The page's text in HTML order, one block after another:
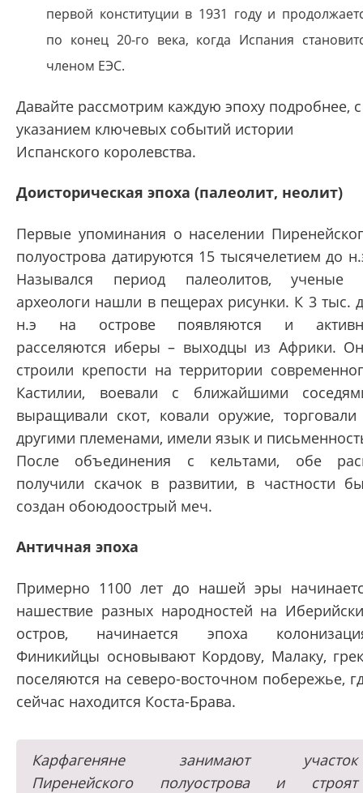
первой конституции в 1931 году и
по конец 20-го века, когда Испания
членом ЕЭС.
Давайте рассмотрим каждую эпоху подробнее, с
указанием ключевых событий истории
Испанского королевства.
Доисторическая эпоха (палеолит, неолит)
Первые упоминания о населении
полуострова датируются 15 тысячелетием до
Назывался период палеолитов, ученые
археологи нашли в пещерах рисунки. К 3 тыс.
н.э на острове появляются и
расселяются иберы – выходцы из Африки.
строили крепости на территории
Кастилии, воевали с ближайшими
выращивали скот, ковали оружие, торговали
другими племенами, имели язык и
После объединения с кельтами, обе
получили скачок в развитии, в частности
создан обоюдоострый меч.
Античная эпоха
Примерно 1100 лет до нашей эры
нашествие разных народностей на
остров, начинается эпоха
Финикийцы основывают Кордову, Малаку,
поселяются на северо-восточном побережье,
сейчас находится Коста-Брава.
Карфагеняне занимают участок
Пиренейского полуострова и строят